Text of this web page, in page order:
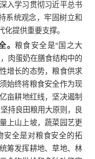
入学习贯彻习近平总书
系统观念，牢固树立和
提供重要支撑。
。 粮食安全是“国之大
肉蛋奶在膳食结构中的
增长的态势，粮食供求
始终将粮食安全作为现
亩耕地红线，坚决遏制
持良田粮用大原则，良
上山上坡，蔬菜园艺更
安全是对粮食安全的拓
筹发挥耕地、草地、林